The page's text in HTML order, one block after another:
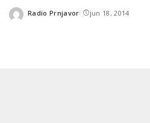
Posted
Radio Prnjavor jun 18, 2014